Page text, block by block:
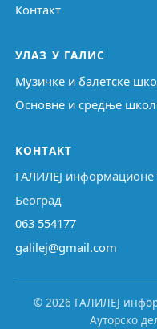
Контакт
УЛАЗ У ГАЛИС
Музичке и балетске
Основне и средње
КОНТАКТ
ГАЛИЛЕЈ информационе
Београд
063 554177
galilej@gmail.com
© 2026 ГАЛИЛЕЈ
Ауторско